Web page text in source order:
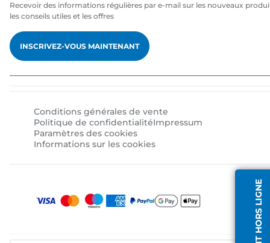
AGENT HORS LIGNE
Recevoir des informations régulières par e-mail sur les nouveaux
les conseils utiles et les offres
INSCRIVEZ-VOUS MAINTENANT
Conditions générales de vente
Politique de confidentialitéImpressum
Paramètres des cookies
Informations sur les cookies